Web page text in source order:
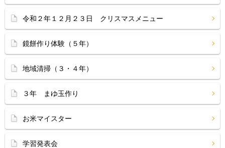
令和２年１２月２３日 クリスマスメニュー
鏡餅作り体験（５年）
地域清掃（３・４年）
３年 まゆ玉作り
お米マイスター
学習発表会